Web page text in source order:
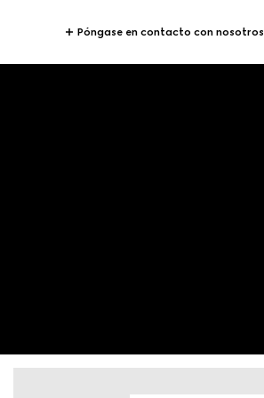
Póngase en contacto con nosotros